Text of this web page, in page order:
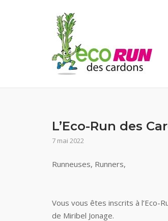
L’Eco-Run des
7 mai 2022
Runneuses, Runners,
Vous vous êtes inscrits à l’Eco-
de Miribel Jonage.